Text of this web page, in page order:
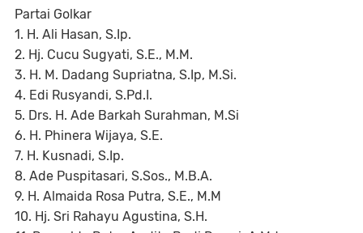
Partai Golkar
1. H. Ali Hasan, S.Ip.
2. Hj. Cucu Sugyati, S.E., M.M.
3. H. M. Dadang Supriatna, S.Ip, M.Si.
4. Edi Rusyandi, S.Pd.I.
5. Drs. H. Ade Barkah Surahman, M.Si
6. H. Phinera Wijaya, S.E.
7. H. Kusnadi, S.Ip.
8. Ade Puspitasari, S.Sos., M.B.A.
9. H. Almaida Rosa Putra, S.E., M.M
10. Hj. Sri Rahayu Agustina, S.H.